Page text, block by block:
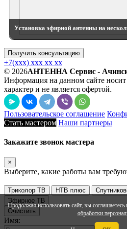
Продолжая использовать сайт, вы
обработки
Установка эфирной антенны на
Получить консультацию
+7(xxx) xxx xx xx
© 2026АНТЕННА Сервис -
Информация на данном сайте
характер и не является офертой.
Пользовательское соглашение
Стать мастером Наши партнеры
Закажите звонок мастера
×
Выберите, какие работы вам
Триколор ТВ НТВ плюс
Эфирное ТВ
Очистить
Имя: